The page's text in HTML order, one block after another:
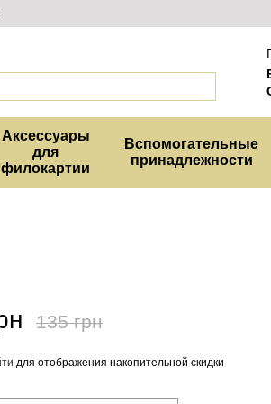
Аксессуары
для
филокартии
Вспомогательные
принадлежности
135 грн
для отображения накопительной скидки